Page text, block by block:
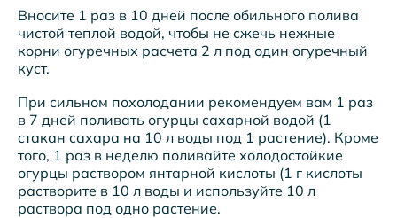
Вносите 1 раз в 10 дней после обильного полива
чистой теплой водой, чтобы не сжечь нежные
корни огуречных расчета 2 л под один огуречный
куст.
При сильном похолодании рекомендуем вам 1 раз
в 7 дней поливать огурцы сахарной водой (1
стакан сахара на 10 л воды под 1 растение). Кроме
того, 1 раз в неделю поливайте холодостойкие
огурцы раствором янтарной кислоты (1 г кислоты
растворите в 10 л воды и используйте 10 л
раствора под одно растение.